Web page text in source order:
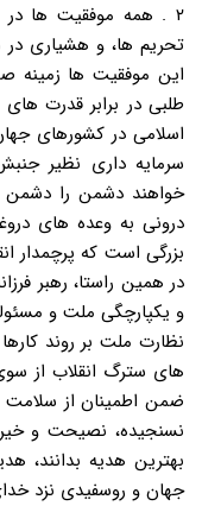
۲ . همه موفقیت ها
تحریم ها، و هشیاری
این موفقیت ها زمینه
طلبی در برابر قدرت
اسلامی در کشورهای
سرمایه داری نظیر
خواهند دشمن را دشمن
درونی به وعده های
بزرگی است که پرچمدار
در همین راستا، رهبر
و یکپارچگی ملت و
نظارت ملت بر روند
های سترگ انقلاب از
ضمن اطمینان از سلامت
نسنجیده، نصیحت و
بهترین هدیه بدانند،
جهان و روسفیدی نزد